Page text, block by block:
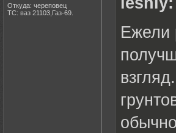
Откуда: череповец
ТС: ваз 21103,Газ-69.
Ежели